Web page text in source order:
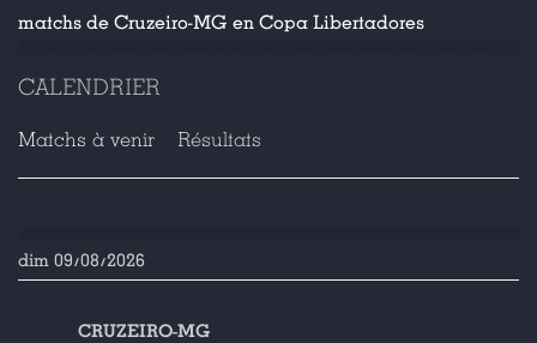
matchs de Cruzeiro-MG en Copa Libertadores
CALENDRIER
Matchs à venir Résultats
dim 09/08/2026
CRUZEIRO-MG